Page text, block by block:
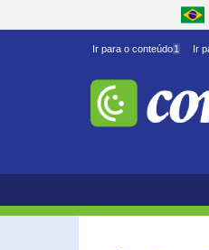
Ir para o conteúdo1 Ir